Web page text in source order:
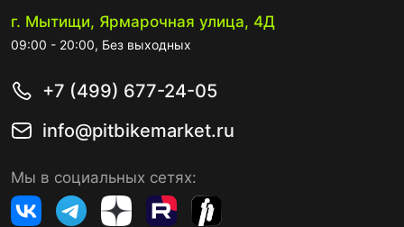
г. Мытищи, Ярмарочная улица, 4Д
09:00 - 20:00, Без выходных
+7 (499) 677-24-05
info@pitbikemarket.ru
Мы в социальных сетях: